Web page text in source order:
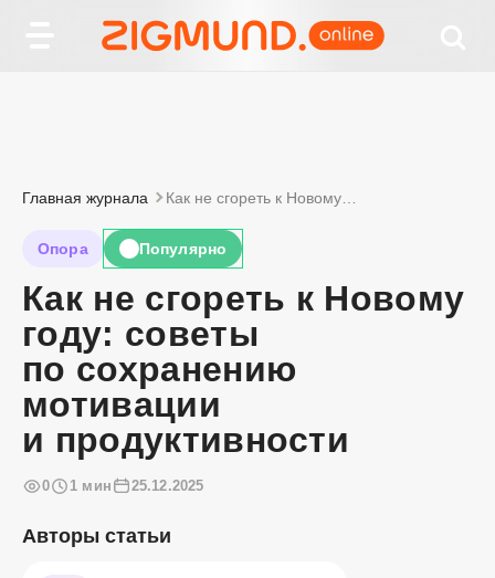
Главная журнала
Опора Популярно
Как не сгореть к Новому
году: советы
по сохранению
мотивации
и продуктивности
0 1 мин 25.12.2025
Авторы статьи